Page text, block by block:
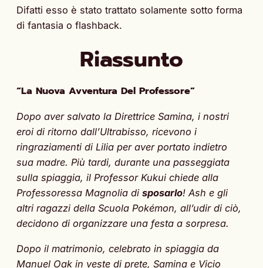
Difatti esso è stato trattato solamente sotto forma
di fantasia o flashback.
Riassunto
“La Nuova Avventura Del Professore”
Dopo aver salvato la Direttrice Samina, i nostri
eroi di ritorno dall’Ultrabisso, ricevono i
ringraziamenti di Lilia per aver portato indietro
sua madre. Più tardi, durante una passeggiata
sulla spiaggia, il Professor Kukui chiede alla
Professoressa Magnolia di sposarlo! Ash e gli
altri ragazzi della Scuola Pokémon, all’udir di ciò,
decidono di organizzare una festa a sorpresa.
Dopo il matrimonio, celebrato in spiaggia da
Manuel Oak in veste di prete, Samina e Vicio